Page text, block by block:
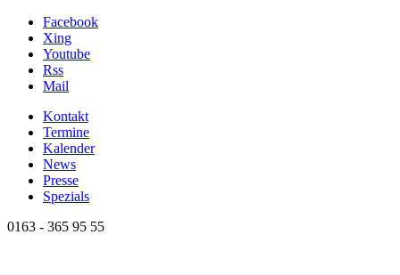
Facebook
Xing
Youtube
Rss
Mail
Kontakt
Termine
Kalender
News
Presse
Spezials
0163 - 365 95 55